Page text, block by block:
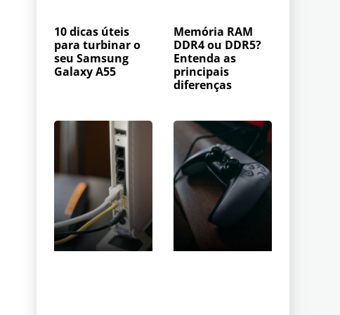
10 dicas úteis
para turbinar o
seu Samsung
Galaxy A55
Memória RAM
DDR4 ou DDR5?
Entenda as
principais
diferenças